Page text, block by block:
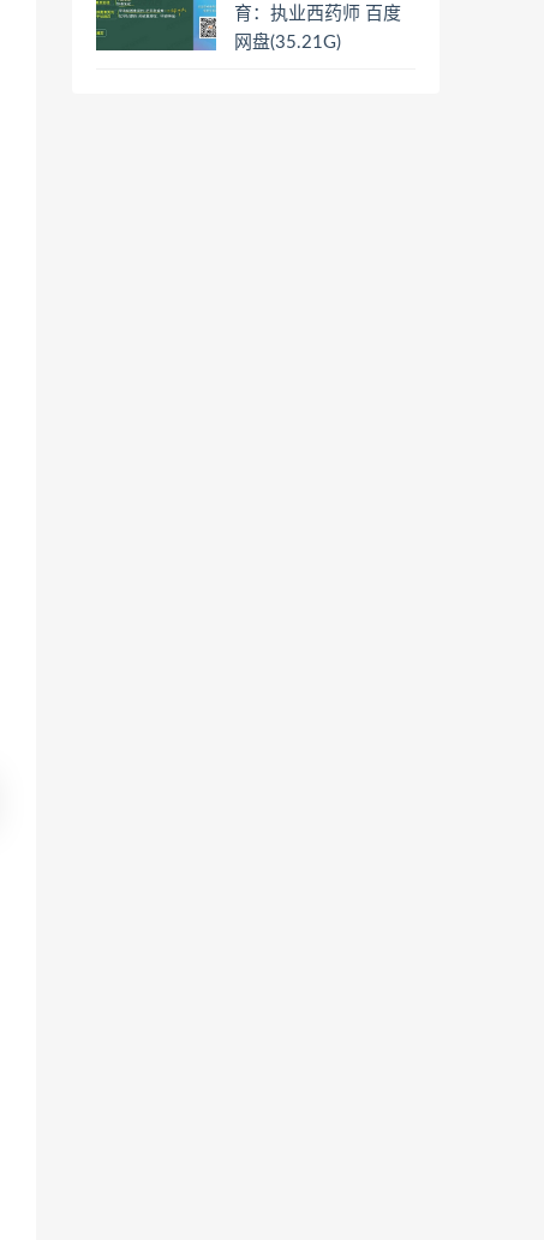
育：执业西药师 百度
网盘(35.21G)